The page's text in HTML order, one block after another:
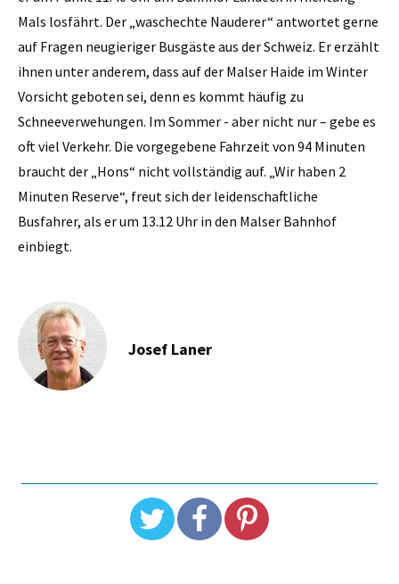
Mals losfährt. Der „waschechte Nauderer“ antwortet gerne
auf Fragen neugieriger Busgäste aus der Schweiz. Er erzählt
ihnen unter anderem, dass auf der Malser Haide im Winter
Vorsicht geboten sei, denn es kommt häufig zu
Schneeverwehungen. Im Sommer - aber nicht nur – gebe es
oft viel Verkehr. Die vorgegebene Fahrzeit von 94 Minuten
braucht der „Hons“ nicht vollständig auf. „Wir haben 2
Minuten Reserve“, freut sich der leidenschaftliche
Busfahrer, als er um 13.12 Uhr in den Malser Bahnhof
einbiegt.
Josef Laner